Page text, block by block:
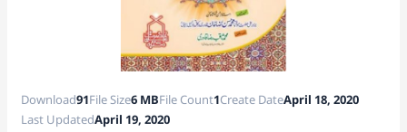
sl
at
e
Download91File Size6 MBFile Count1Create DateApril 18, 2020
Last UpdatedApril 19, 2020